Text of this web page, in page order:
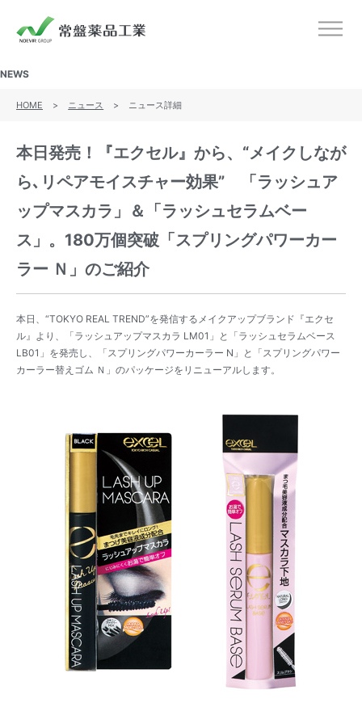
NEWS
HOME > ニュース > ニュース詳細
本日発売！『エクセル』から、“メイクしなが
ら､リペアモイスチャー効果” 「ラッシュア
ップマスカラ」＆「ラッシュセラムベー
ス」。180万個突破「スプリングパワーカー
ラー Ｎ」のご紹介
本日、“TOKYO REAL TREND”を発信するメイクアップブランド『エクセ
ル』より、「ラッシュアップマスカラ LM01」と「ラッシュセラムベース
LB01」を発売し、「スプリングパワーカーラー N」と「スプリングパワー
カーラー替えゴム Ｎ」のパッケージをリニューアルします。